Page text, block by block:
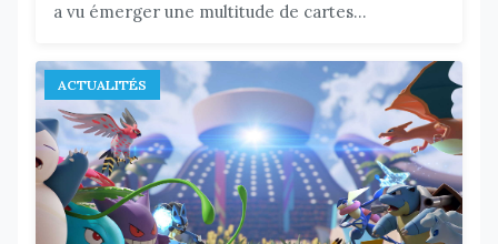
a vu émerger une multitude de cartes...
ACTUALITÉS